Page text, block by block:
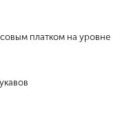
платком на уровне